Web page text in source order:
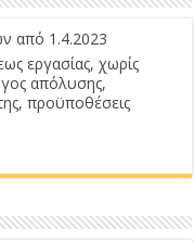
από 1.4.2023
εργασίας, χωρίς
απόλυσης,
προϋποθέσεις